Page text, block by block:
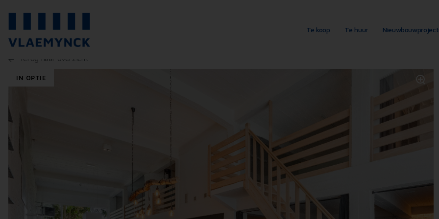
Te koop Te huur
Terug naar overzicht
IN OPTIE